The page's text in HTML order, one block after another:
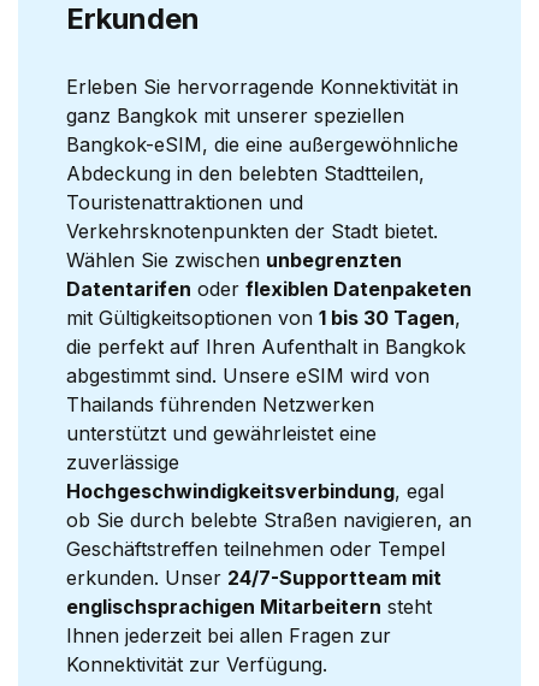
Erkunden
Erleben Sie hervorragende Konnektivität in
ganz Bangkok mit unserer speziellen
Bangkok-eSIM, die eine außergewöhnliche
Abdeckung in den belebten Stadtteilen,
Touristenattraktionen und
Verkehrsknotenpunkten der Stadt bietet.
Wählen Sie zwischen unbegrenzten
Datentarifen oder flexiblen Datenpaketen
mit Gültigkeitsoptionen von 1 bis 30 Tagen,
die perfekt auf Ihren Aufenthalt in Bangkok
abgestimmt sind. Unsere eSIM wird von
Thailands führenden Netzwerken
unterstützt und gewährleistet eine
zuverlässige
Hochgeschwindigkeitsverbindung, egal
ob Sie durch belebte Straßen navigieren, an
Geschäftstreffen teilnehmen oder Tempel
erkunden. Unser 24/7-Supportteam mit
englischsprachigen Mitarbeitern steht
Ihnen jederzeit bei allen Fragen zur
Konnektivität zur Verfügung.